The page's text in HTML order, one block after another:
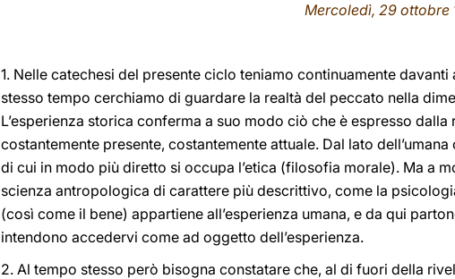
Mercoledì, 29 ottobre
1. Nelle catechesi del presente ciclo teniamo continuamente
stesso tempo cerchiamo di guardare la realtà del peccato nella
L’esperienza storica conferma a suo modo ciò che è espresso
costantemente presente, costantemente attuale. Dal lato
di cui in modo più diretto si occupa l’etica (filosofia morale). Ma a
scienza antropologica di carattere più descrittivo, come la
(così come il bene) appartiene all’esperienza umana, e da qui
intendono accedervi come ad oggetto dell’esperienza.
2. Al tempo stesso però bisogna constatare che, al di fuori della